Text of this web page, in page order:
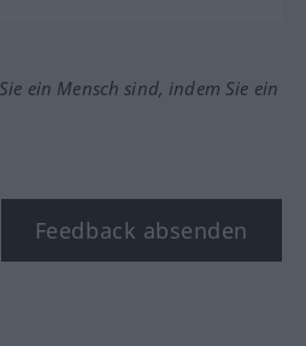
ein Mensch sind, indem Sie ein
Feedback absenden